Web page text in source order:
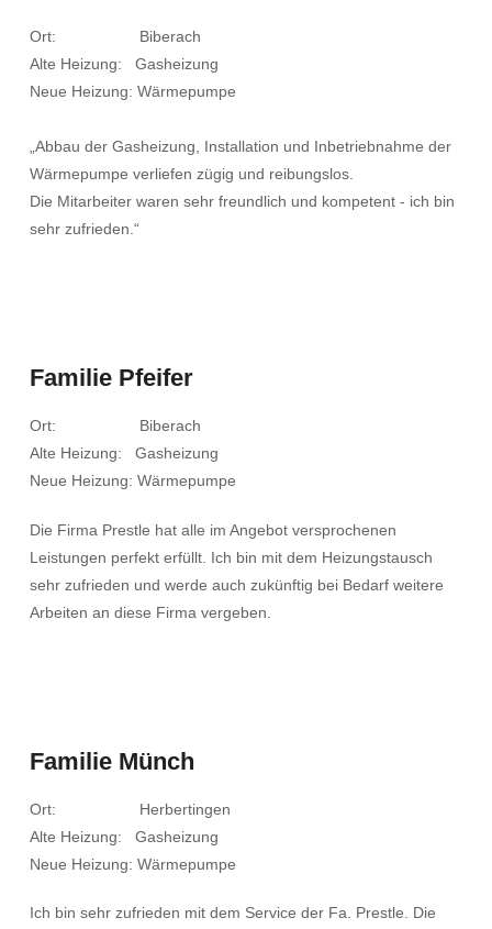
Ort: Biberach
Alte Heizung: Gasheizung
Neue Heizung: Wärmepumpe
„Abbau der Gasheizung, Installation und Inbetriebnahme der
Wärmepumpe verliefen zügig und reibungslos.
Die Mitarbeiter waren sehr freundlich und kompetent - ich bin
sehr zufrieden.“
Familie Pfeifer
Ort: Biberach
Alte Heizung: Gasheizung
Neue Heizung: Wärmepumpe
Die Firma Prestle hat alle im Angebot versprochenen
Leistungen perfekt erfüllt. Ich bin mit dem Heizungstausch
sehr zufrieden und werde auch zukünftig bei Bedarf weitere
Arbeiten an diese Firma vergeben.
Familie Münch
Ort: Herbertingen
Alte Heizung: Gasheizung
Neue Heizung: Wärmepumpe
Ich bin sehr zufrieden mit dem Service der Fa. Prestle. Die